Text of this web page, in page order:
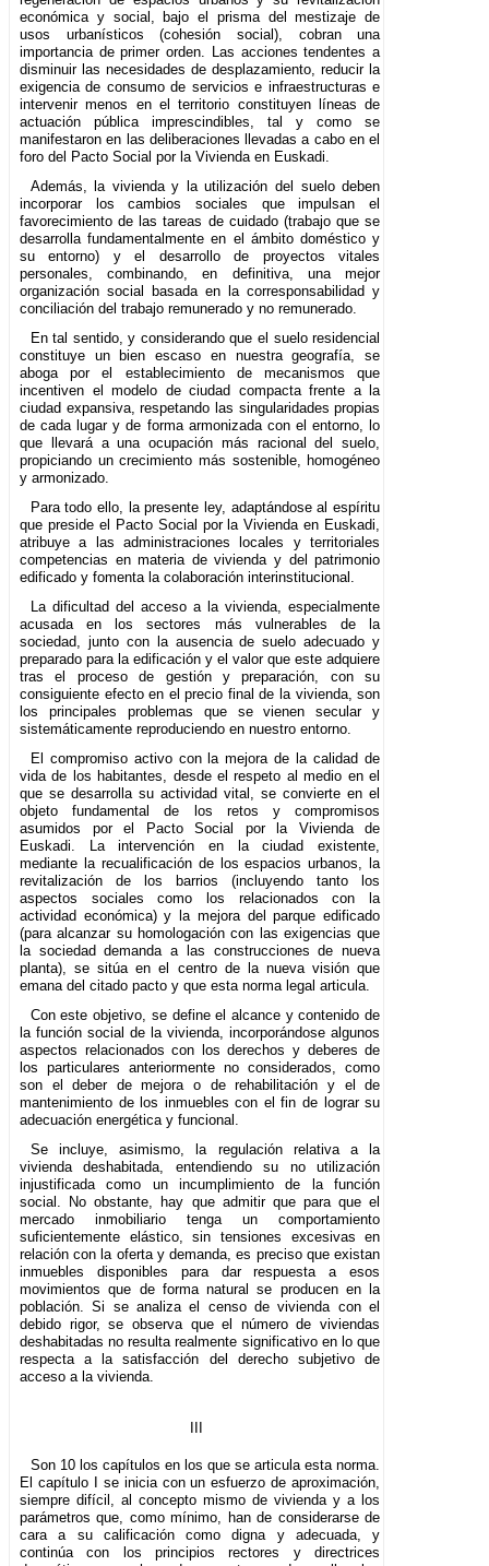
económica y social, bajo el prisma del mestizaje de
usos urbanísticos (cohesión social), cobran una
importancia de primer orden. Las acciones tendentes a
disminuir las necesidades de desplazamiento, reducir la
exigencia de consumo de servicios e infraestructuras e
intervenir menos en el territorio constituyen líneas de
actuación pública imprescindibles, tal y como se
manifestaron en las deliberaciones llevadas a cabo en el
foro del Pacto Social por la Vivienda en Euskadi.
Además, la vivienda y la utilización del suelo deben
incorporar los cambios sociales que impulsan el
favorecimiento de las tareas de cuidado (trabajo que se
desarrolla fundamentalmente en el ámbito doméstico y
su entorno) y el desarrollo de proyectos vitales
personales, combinando, en definitiva, una mejor
organización social basada en la corresponsabilidad y
conciliación del trabajo remunerado y no remunerado.
En tal sentido, y considerando que el suelo residencial
constituye un bien escaso en nuestra geografía, se
aboga por el establecimiento de mecanismos que
incentiven el modelo de ciudad compacta frente a la
ciudad expansiva, respetando las singularidades propias
de cada lugar y de forma armonizada con el entorno, lo
que llevará a una ocupación más racional del suelo,
propiciando un crecimiento más sostenible, homogéneo
y armonizado.
Para todo ello, la presente ley, adaptándose al espíritu
que preside el Pacto Social por la Vivienda en Euskadi,
atribuye a las administraciones locales y territoriales
competencias en materia de vivienda y del patrimonio
edificado y fomenta la colaboración interinstitucional.
La dificultad del acceso a la vivienda, especialmente
acusada en los sectores más vulnerables de la
sociedad, junto con la ausencia de suelo adecuado y
preparado para la edificación y el valor que este adquiere
tras el proceso de gestión y preparación, con su
consiguiente efecto en el precio final de la vivienda, son
los principales problemas que se vienen secular y
sistemáticamente reproduciendo en nuestro entorno.
El compromiso activo con la mejora de la calidad de
vida de los habitantes, desde el respeto al medio en el
que se desarrolla su actividad vital, se convierte en el
objeto fundamental de los retos y compromisos
asumidos por el Pacto Social por la Vivienda de
Euskadi. La intervención en la ciudad existente,
mediante la recualificación de los espacios urbanos, la
revitalización de los barrios (incluyendo tanto los
aspectos sociales como los relacionados con la
actividad económica) y la mejora del parque edificado
(para alcanzar su homologación con las exigencias que
la sociedad demanda a las construcciones de nueva
planta), se sitúa en el centro de la nueva visión que
emana del citado pacto y que esta norma legal articula.
Con este objetivo, se define el alcance y contenido de
la función social de la vivienda, incorporándose algunos
aspectos relacionados con los derechos y deberes de
los particulares anteriormente no considerados, como
son el deber de mejora o de rehabilitación y el de
mantenimiento de los inmuebles con el fin de lograr su
adecuación energética y funcional.
Se incluye, asimismo, la regulación relativa a la
vivienda deshabitada, entendiendo su no utilización
injustificada como un incumplimiento de la función
social. No obstante, hay que admitir que para que el
mercado inmobiliario tenga un comportamiento
suficientemente elástico, sin tensiones excesivas en
relación con la oferta y demanda, es preciso que existan
inmuebles disponibles para dar respuesta a esos
movimientos que de forma natural se producen en la
población. Si se analiza el censo de vivienda con el
debido rigor, se observa que el número de viviendas
deshabitadas no resulta realmente significativo en lo que
respecta a la satisfacción del derecho subjetivo de
acceso a la vivienda.
Son 10 los capítulos en los que se articula esta norma.
El capítulo I se inicia con un esfuerzo de aproximación,
siempre difícil, al concepto mismo de vivienda y a los
parámetros que, como mínimo, han de considerarse de
cara a su calificación como digna y adecuada, y
continúa con los principios rectores y directrices